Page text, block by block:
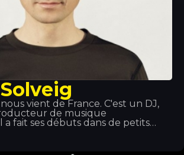
vient de France. C'est un DJ,
de musique
fait ses débuts dans de petits
de DJ que pour celui de